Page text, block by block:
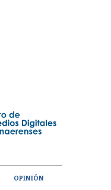
OPINIÓN